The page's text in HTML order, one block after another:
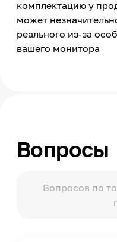
Страна производства
Россия
комплектацию у
может
реального из-за
вашего монитора
Вопросы
Вопросов по